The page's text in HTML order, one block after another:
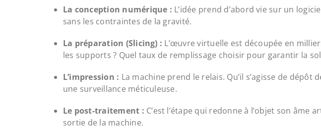
La conception numérique : L’idée prend d’abord vie sur un
sans les contraintes de la gravité.
La préparation (Slicing) : L’œuvre virtuelle est découpée en
les supports ? Quel taux de remplissage choisir pour garantir la
L’impression : La machine prend le relais. Qu’il s’agisse de
une surveillance méticuleuse.
Le post-traitement : C’est l’étape qui redonne à l’objet son
sortie de la machine.